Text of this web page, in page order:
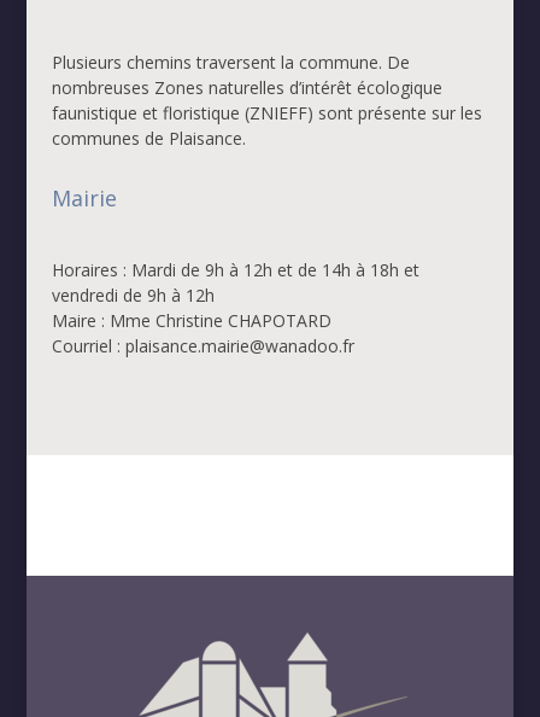
Plusieurs chemins traversent la commune. De
nombreuses Zones naturelles d’intérêt écologique
faunistique et floristique (ZNIEFF) sont présente sur les
communes de Plaisance.
Mairie
Horaires : Mardi de 9h à 12h et de 14h à 18h et
vendredi de 9h à 12h
Maire : Mme Christine CHAPOTARD
Courriel : plaisance.mairie@wanadoo.fr